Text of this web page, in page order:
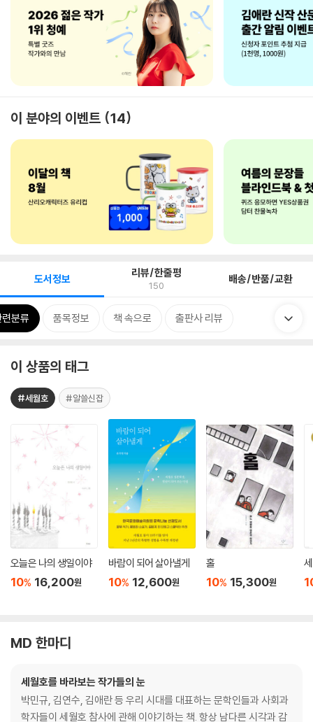
이 분야의 이벤트 14
도서정보 리뷰/한줄평
150 배송/반품/교환
분류 품목정보 책 속으로 출판사 리뷰
이 상품의 태그
#세월호 #알쓸신잡
오늘은 나의 생일이야
10% 16,200원
바람이 되어 살아낼게
10% 12,600원
홀
10% 15,300원
MD 한마디
세월호를 바라보는 작가들의 눈
박민규, 김연수, 김애란 등 우리 시대를 대표하는 문학인들과 사회과
학자들이 세월호 참사에 관해 이야기하는 책. 항상 남다른 시각과 감